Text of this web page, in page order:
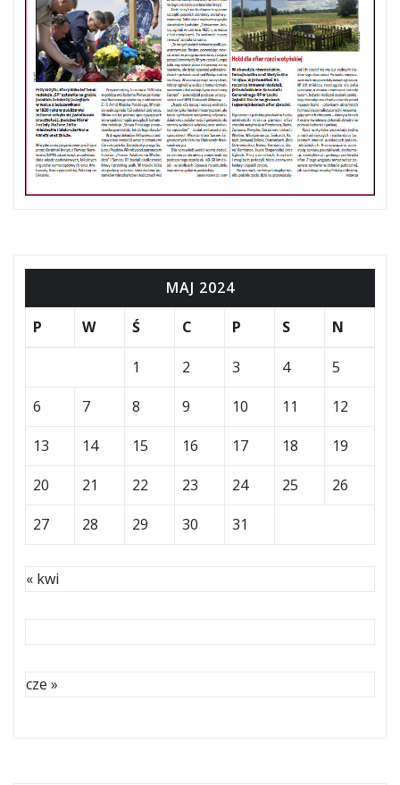
MAJ 2024
P
W Ś C P S N
1 2 3 4
5
6
7 8 9 10 11
12
13
14 15 16 17 18
19
20
21 22 23 24 25
26
27
28 29 30 31
« kwi
cze »